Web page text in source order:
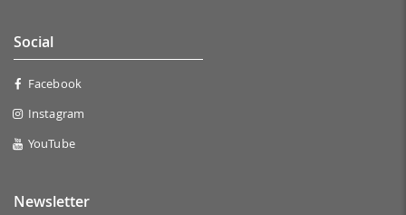
Social
Facebook
Instagram
YouTube
Newsletter